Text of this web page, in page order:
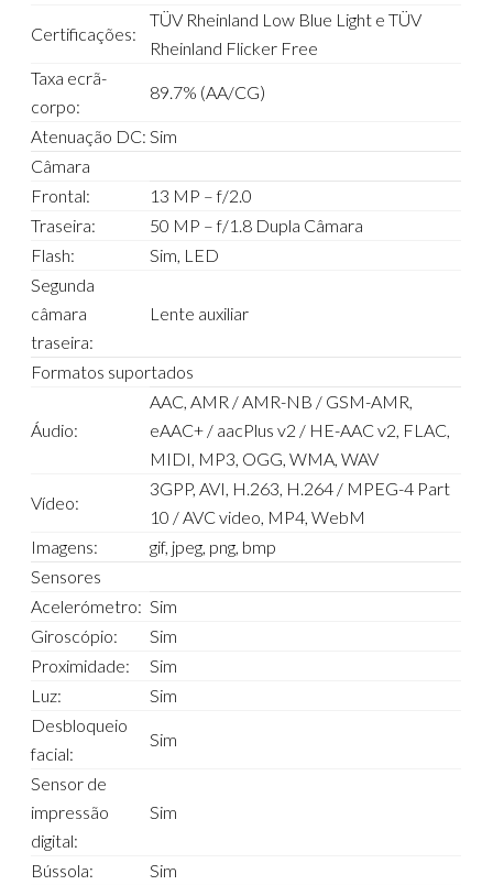
Certificações:
TÜV Rheinland Low Blue Light e TÜV
Rheinland Flicker Free
Taxa ecrã-
corpo:
89.7% (AA/CG)
Atenuação DC: Sim
Câmara
Frontal:
13 MP – f/2.0
Traseira:
50 MP – f/1.8 Dupla Câmara
Flash:
Sim, LED
Segunda
câmara
traseira:
Lente auxiliar
Formatos suportados
Áudio:
AAC, AMR / AMR-NB / GSM-AMR,
eAAC+ / aacPlus v2 / HE-AAC v2, FLAC,
MIDI, MP3, OGG, WMA, WAV
Vídeo:
3GPP, AVI, H.263, H.264 / MPEG-4 Part
10 / AVC video, MP4, WebM
Imagens:
gif, jpeg, png, bmp
Sensores
Acelerómetro: Sim
Giroscópio:
Sim
Proximidade:
Sim
Luz:
Sim
Desbloqueio
facial:
Sim
Sensor de
impressão
digital:
Sim
Bússola:
Sim